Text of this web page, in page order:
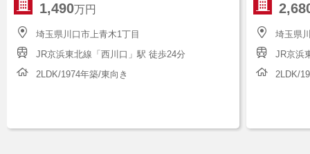
1,490万円
埼玉県川口市上青木1丁目
JR京浜東北線「西川口」駅 徒歩24分
2LDK/1974年築/東向き
埼玉県
JR京浜
2LDK/